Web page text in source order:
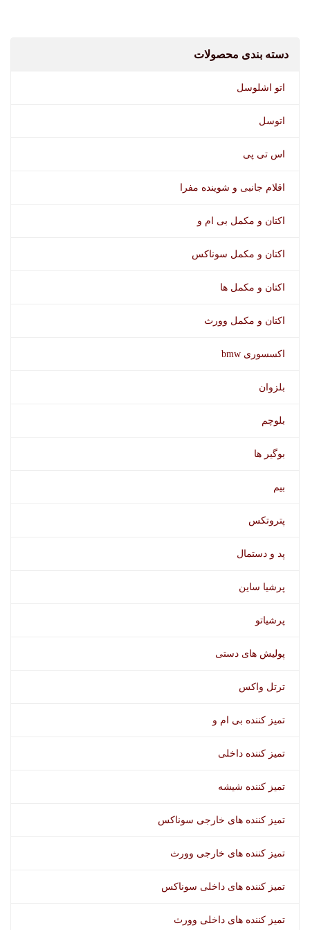
دسته بندی محصولات
اتو اشلوسل
اتوسل
اس تی پی
اقلام جانبی و شوینده مفرا
اکتان و مکمل بی ام و
اکتان و مکمل سوناکس
اکتان و مکمل ها
اکتان و مکمل وورث
اکسسوری bmw
بلزوان
بلوچم
بوگیر ها
بیم
پتروتکس
پد و دستمال
پرشیا ساین
پرشیاتو
پولیش های دستی
ترتل واکس
تمیز کننده بی ام و
تمیز کننده داخلی
تمیز کننده شیشه
تمیز کننده های خارجی سوناکس
تمیز کننده های خارجی وورث
تمیز کننده های داخلی سوناکس
تمیز کننده های داخلی وورث